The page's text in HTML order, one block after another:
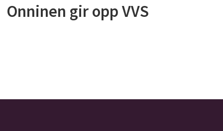
Onninen gir opp VVS